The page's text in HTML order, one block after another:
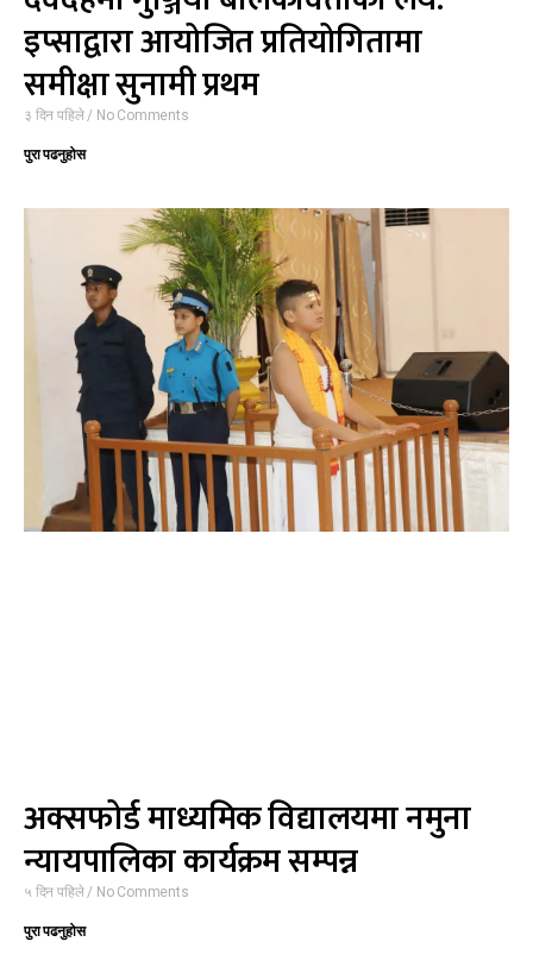
इप्साद्वारा आयोजित प्रतियोगितामा
समीक्षा सुनामी प्रथम
३ दिन पहिले No Comments
पुरा पढनुहोस
अक्सफोर्ड माध्यमिक विद्यालयमा नमुना
न्यायपालिका कार्यक्रम सम्पन्न
५ दिन पहिले No Comments
पुरा पढनुहोस